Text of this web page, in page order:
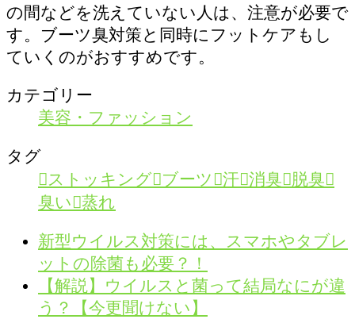
の間などを洗えていない人は、注意が必要で
す。ブーツ臭対策と同時にフットケアもし
ていくのがおすすめです。
カテゴリー
美容・ファッション
タグ
ストッキング
ブーツ 汗 消臭
脱臭
臭い
蒸れ
新型ウイルス対策には、スマホやタブレ
ットの除菌も必要？！
【解説】ウイルスと菌って結局なにが違
う？【今更聞けない】